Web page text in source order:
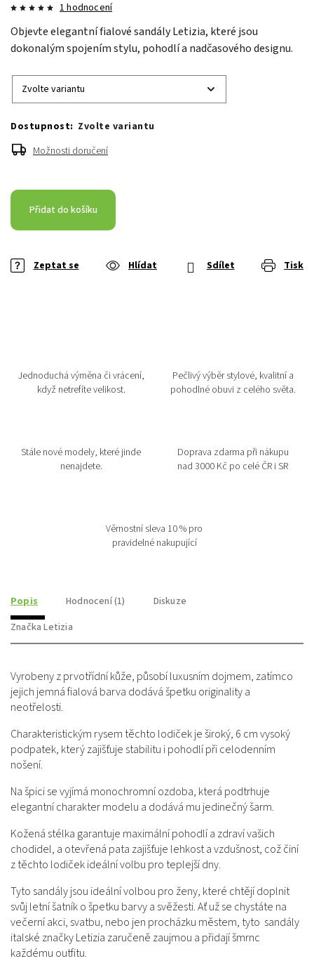
1 hodnocení
Objevte elegantní fialové sandály Letizia, které jsou
dokonalým spojením stylu, pohodlí a nadčasového designu.
Zvolte variantu
Možnosti doručení
Přidat do košíku
Tisk
Zeptat se Hlídat Sdílet
Jednoduchá výměna či vrácení,
když netrefíte velikost.
Pečlivý výběr stylové, kvalitní a
pohodlné obuvi z celého světa.
Stále nové modely, které jinde
nenajdete.
Doprava zdarma při nákupu
nad 3000 Kč po celé ČR i SR
Věrnostní sleva 10 % pro
pravidelné nakupující
Popis Hodnocení (1)
Diskuze
Značka Letizia
Vyrobeny z prvotřídní kůže, působí luxusním dojmem, zatímco
jejich jemná fialová barva dodává špetku originality a
neotřelosti.
Charakteristickým rysem těchto lodiček je široký, 6 cm vysoký
podpatek, který zajišťuje stabilitu i pohodlí při celodenním
nošení.
Na špici se vyjímá monochromní ozdoba, která podtrhuje
elegantní charakter modelu a dodává mu jedinečný šarm.
Kožená stélka garantuje maximální pohodlí a zdraví vašich
chodidel, a otevřená pata zajišťuje lehkost a vzdušnost, což činí
z těchto lodiček ideální volbu pro teplejší dny.
Tyto sandály jsou ideální volbou pro ženy, které chtějí doplnit
svůj letní šatník o špetku barvy a svěžesti. Ať už se chystáte na
večerní akci, svatbu, nebo jen procházku městem, tyto sandály
italské značky Letizia zaručeně zaujmou a přidají šmrnc
každému outfitu.